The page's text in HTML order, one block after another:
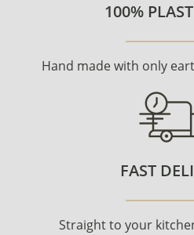
100%
Hand made with only
FAST
Straight to your